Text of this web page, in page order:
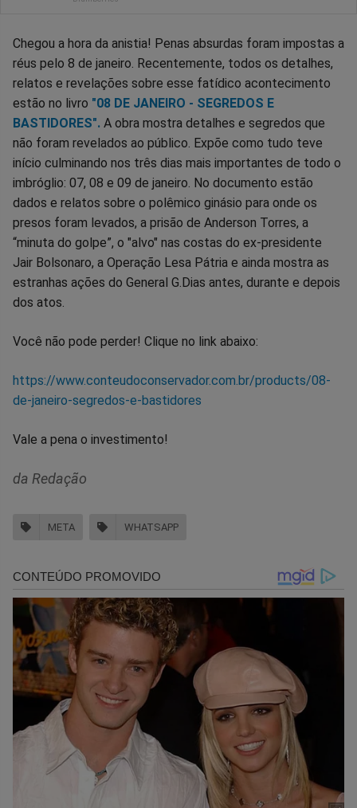
Chegou a hora da anistia! Penas absurdas foram impostas a
réus pelo 8 de janeiro. Recentemente, todos os detalhes,
relatos e revelações sobre esse fatídico acontecimento
estão no livro "08 DE JANEIRO - SEGREDOS E
BASTIDORES". A obra mostra detalhes e segredos que
não foram revelados ao público. Expõe como tudo teve
início culminando nos três dias mais importantes de todo o
imbróglio: 07, 08 e 09 de janeiro. No documento estão
dados e relatos sobre o polêmico ginásio para onde os
presos foram levados, a prisão de Anderson Torres, a
“minuta do golpe”, o "alvo" nas costas do ex-presidente
Jair Bolsonaro, a Operação Lesa Pátria e ainda mostra as
estranhas ações do General G.Dias antes, durante e depois
dos atos.
Você não pode perder! Clique no link abaixo:
https://www.conteudoconservador.com.br/products/08-
de-janeiro-segredos-e-bastidores
Vale a pena o investimento!
da Redação
META WHATSAPP